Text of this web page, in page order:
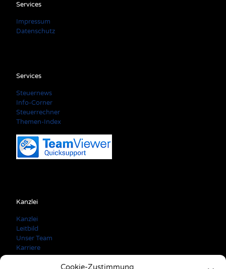
Cookie-Zustimmung
Services
Impressum
Datenschutz
Services
Steuernews
Info-Corner
Steuerrechner
Themen-Index
Kanzlei
Kanzlei
Leitbild
Unser Team
Karriere